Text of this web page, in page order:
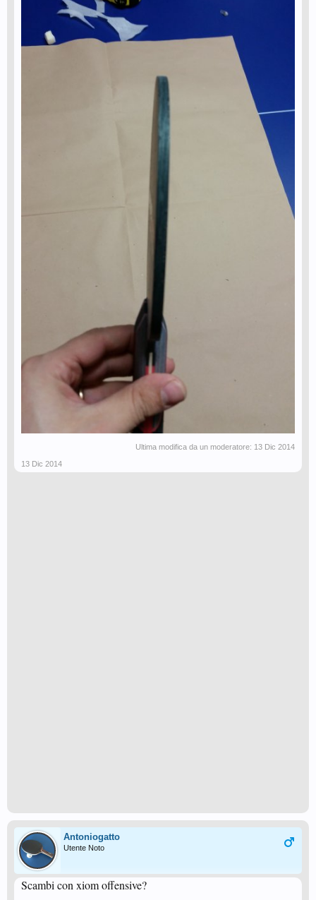
Ultima modifica da un moderatore: 13 Dic 2014
13 Dic 2014
Antoniogatto
Utente Noto
Scambi con xiom offensive?